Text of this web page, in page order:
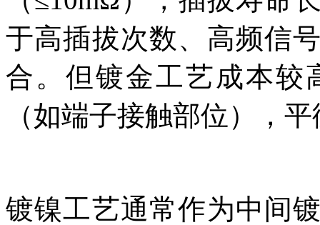
于高插拔次数、高频信
合。但镀金工艺成本较
（如端子接触部位），
镀镍工艺通常作为中间